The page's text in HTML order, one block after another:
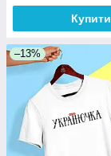
Купити
–13%